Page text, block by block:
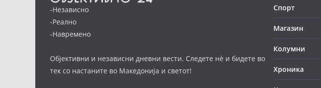
-Независно
-Реално
-Навремено
Објективни и независни дневни вести. Следете нè и бидете во
тек со настаните во Македонија и светот!
Спорт
Магазин
Колумни
Хроника